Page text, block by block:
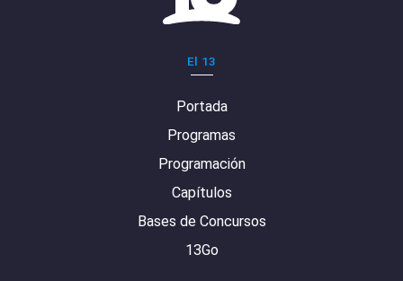
El 13
Portada
Programas
Programación
Capítulos
Bases de Concursos
13Go